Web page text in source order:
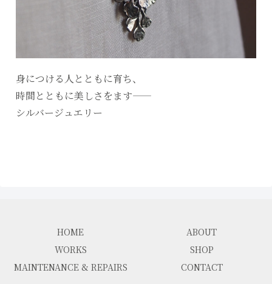
身につける人とともに育ち、
時間とともに美しさをます――
シルバージュエリー
HOME
ABOUT
WORKS
SHOP
MAINTENANCE & REPAIRS
CONTACT